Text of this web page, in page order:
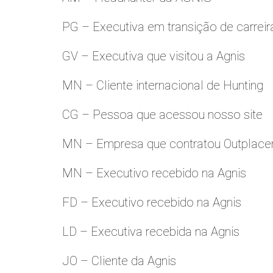
PG – Executiva em transição de
GV – Executiva que visitou a Agnis
MN – Cliente internacional de Hunting
CG – Pessoa que acessou nosso site
MN – Empresa que contratou
MN – Executivo recebido na Agnis
FD – Executivo recebido na Agnis
LD – Executiva recebida na Agnis
JO – Cliente da Agnis